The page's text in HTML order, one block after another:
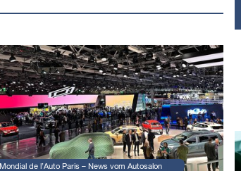
Mondial de l’Auto Paris – News vom Autosalon